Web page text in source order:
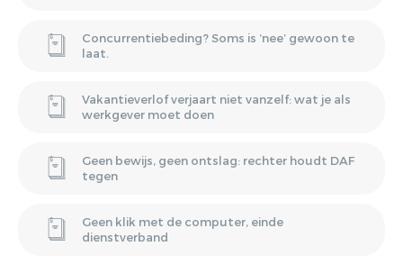
Concurrentiebeding? Soms is ‘nee’ gewoon te
laat.
Vakantieverlof verjaart niet vanzelf: wat je als
werkgever moet doen
Geen bewijs, geen ontslag: rechter houdt DAF
tegen
Geen klik met de computer, einde
dienstverband